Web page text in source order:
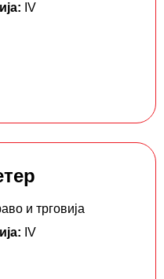
IV
и трговија
IV